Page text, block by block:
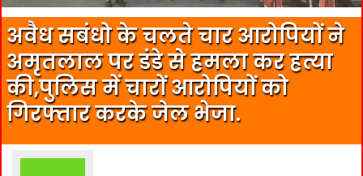
अवैध सबंधो के चलते चार आरोपियों ने
अमृतलाल पर डंडे से हमला कर हत्या
की,पुलिस में चारों आरोपियों को
गिरफ्तार करके जेल भेजा.